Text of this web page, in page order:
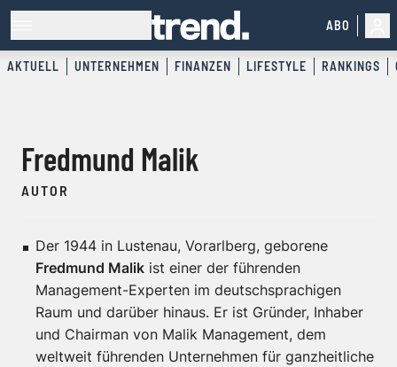
ABO
AKTUELL UNTERNEHMEN FINANZEN LIFESTYLE RANKINGS
Fredmund Malik
AUTOR
Der 1944 in Lustenau, Vorarlberg, geborene
Fredmund Malik ist einer der führenden
Management-Experten im deutschsprachigen
Raum und darüber hinaus. Er ist Gründer, Inhaber
und Chairman von Malik Management, dem
weltweit führenden Unternehmen für ganzheitliche